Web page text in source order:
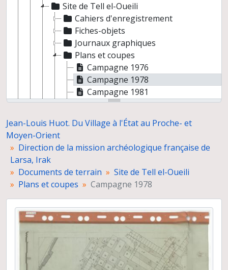
Site de Tell el-Oueili
Cahiers d'enregistrement
Fiches-objets
Journaux graphiques
Plans et coupes
Campagne 1976
Campagne 1978
Campagne 1981
Campagne 1983
Campagne 1985
Campagne 1987
Dessins de céramiques
Dessins d'objets
Planches-contacts
Sites de Larsa et de Tell el Oueili
Rapports de fouilles
Préparation de publications
Documentation cartographique
Exposition "Délégation archéologique française en Irak 1977-1987, 10 ans d'activité"
Correspondance scientifique
Jean-Louis Huot. Du Village à l'État au Proche- et
Moyen-Orient
Direction de la mission archéologique française de
Larsa, Irak
Documents de terrain
Site de Tell el-Oueili
Plans et coupes
Campagne 1978